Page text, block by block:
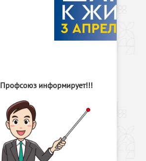
Профсоюз информирует!!!